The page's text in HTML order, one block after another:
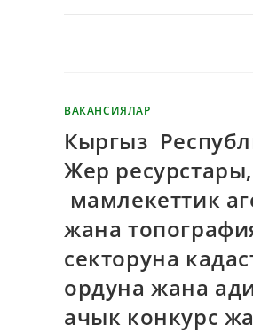
ВАКАНСИЯЛАР
Кыргыз
Жер
мамлекеттик
жана
секторуна
ордуна жана
ачык конкурс